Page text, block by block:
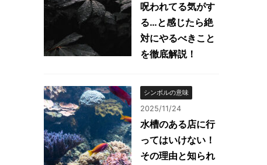
呪われてる気がす
る…と感じたら絶
対にやるべきこと
を徹底解説！
シンボルの意味
2025/11/24
水槽のある店に行
ってはいけない！
その理由と知られ